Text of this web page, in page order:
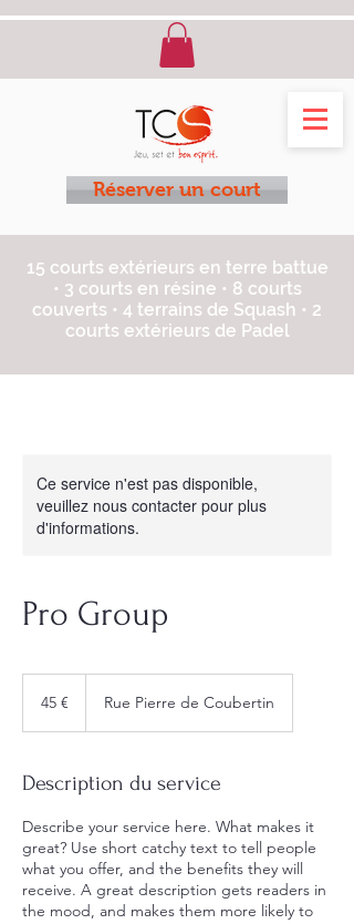
Réserver un court
15 courts extérieurs en terre battue
• 3 courts en résine • 8 courts
couverts • 4 terrains de Squash • 2
courts extérieurs de Padel
Ce service n'est pas disponible,
veuillez nous contacter pour plus
d'informations.
Pro Group
45 € Rue Pierre de Coubertin
Description du service
Describe your service here. What makes it
great? Use short catchy text to tell people
what you offer, and the benefits they will
receive. A great description gets readers in
the mood, and makes them more likely to